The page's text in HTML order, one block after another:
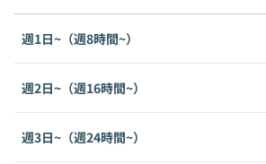
週1日~（週8時間~）
週2日~（週16時間~）
週3日~（週24時間~）